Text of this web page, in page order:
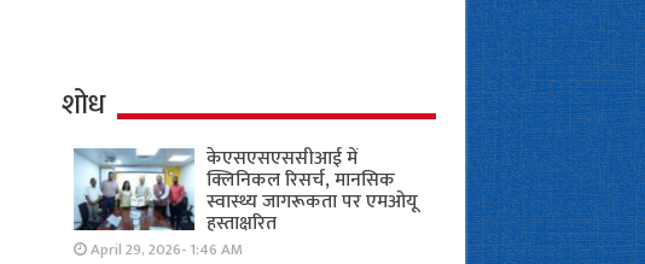
शोध
केएसएसएससीआई में
क्लिनिकल रिसर्च, मानसिक
स्वास्थ्य जागरूकता पर एमओयू
हस्ताक्षरित
April 29, 2026- 1:46 AM